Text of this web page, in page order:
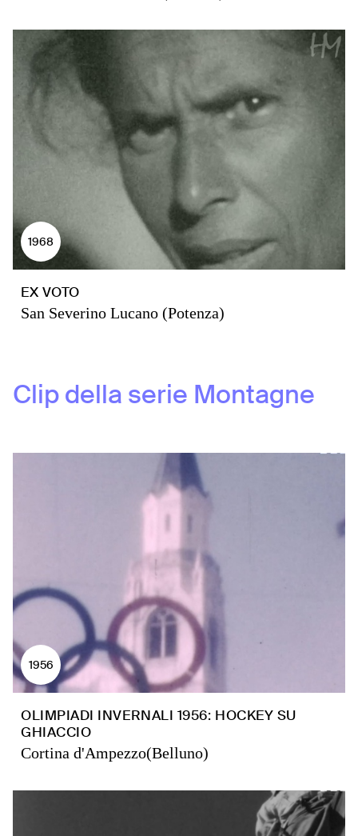
1968
EX VOTO
San Severino Lucano (Potenza)
Clip della serie Montagne
1956
OLIMPIADI INVERNALI 1956: HOCKEY SU
GHIACCIO
Cortina d'Ampezzo(Belluno)